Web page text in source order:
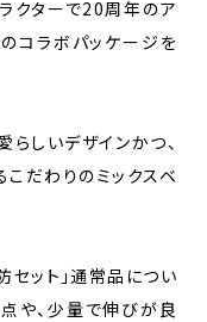
クターで20周年のア
コラボパッケージを
しいデザインかつ、
だわりのミックスベ
ット」通常品につい
や、少量で伸びが良